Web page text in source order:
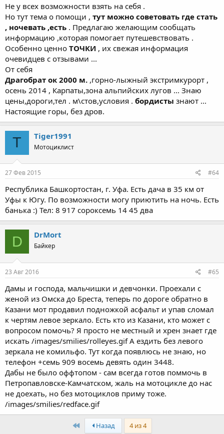
Не у всех возможности взять на себя .
Но тут тема о помощи , тут можно советовать где стать
, ночевать ,есть . Предлагаю желающим сообщать
информацию ,которая помогает путешевствовать .
Особенно ценно ТОЧКИ , их свежая информация
очевидцев с отзывами ...
От себя
Драгобрат ок 2000 м. ,горно-лыжный экстримкурорт ,
осень 2014 , Карпаты,зона альпийских лугов ... Знаю
цены,дороги,тел . м\стов,условия . бордисты знают ...
Настоящие горы, без дров.
T Tiger1991
Мотоциклист
27 Фев 2015 #64
Республика Башкортостан, г. Уфа. Есть дача в 35 км от
Уфы к Югу. По возможности могу приютить на ночь. Есть
банька :) Тел: 8 917 сороксемь 14 45 два
D DrMort
Байкер
23 Авг 2016 #65
Дамы и господа, мальчишки и девчонки. Проехали с
женой из Омска до Бреста, теперь по дороге обратно в
Казани мот продавил подножкой асфальт и упав сломал
к чертям левое зеркало. Есть кто из Казани, кто может с
вопросом помочь? Я просто не местный и хрен знает где
искать /images/smilies/rolleyes.gif А ездить без левого
зеркала не комильфо. Тут когда появлюсь не знаю, но
телефон +семь 909 восемь девять один 3448.
Дабы не было оффтопом - сам всегда готов поммочь в
Петропавловске-Камчатском, жаль на мотоцикле до нас
не доехать, но без мотоциклов приму тоже.
/images/smilies/redface.gif
First Назад 4 из 4